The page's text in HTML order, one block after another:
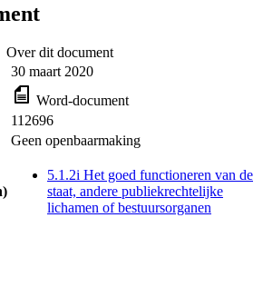
Over dit document
30 maart 2020
Word-document
112696
Geen openbaarmaking
5.1.2i Het goed functioneren van de
staat, andere publiekrechtelijke
lichamen of bestuursorganen